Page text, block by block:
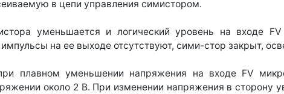
в цепи управления симистором.
уменьшается и логический уровень на входе
на ее выходе отсутствуют, сими-стор закрыт,
плавном уменьшении напряжения на входе FV
около 2 В. При изменении напряжения в сторону